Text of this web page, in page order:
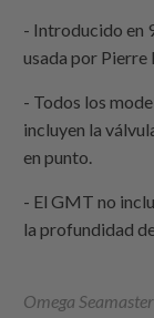
- Introducido en
usada por Pierre
- Todos los
incluyen la
en punto.
- El GMT no
la profundidad
Omega